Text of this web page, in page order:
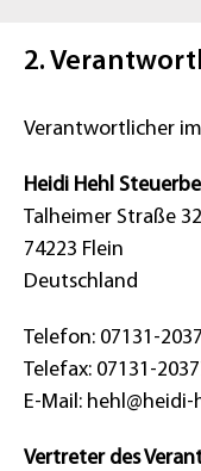
2.
Verantwortlicher
Heidi Hehl
Talheimer Straße 32
74223 Flein
Deutschland
Telefon: 07131-
Telefax: 07131-
E-Mail: hehl@heidi-
Vertreter des